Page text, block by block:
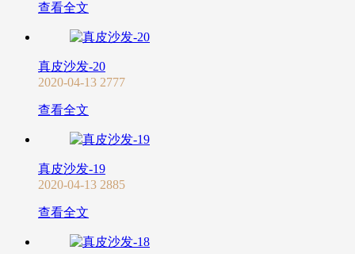
查看全文
真皮沙发-20
2020-04-13 2777
查看全文
真皮沙发-19
2020-04-13 2885
查看全文